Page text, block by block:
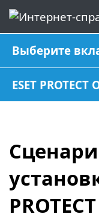
Выберите
ESET